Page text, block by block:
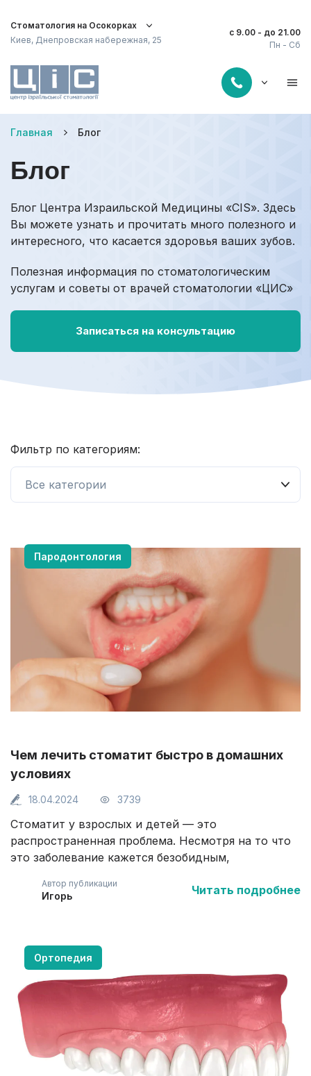
Стоматология на Осокорках
Киев, Днепровская набережная, 25
Пн - Сб
с 9.00 - до 21.00
Главная Блог
Блог
Блог Центра Израильской Медицины «CIS». Здесь
Вы можете узнать и прочитать много полезного и
интересного, что касается здоровья ваших зубов.
Полезная информация по стоматологическим
услугам и советы от врачей стоматологии «ЦИС»
Записаться на консультацию
Фильтр по категориям:
Пародонтология
Чем лечить стоматит быстро в домашних
условиях
18.04.2024 3739
Стоматит у взрослых и детей — это
распространенная проблема. Несмотря на то что
это заболевание кажется безобидным,
полости рта могут быть симптомом разных
невозможно. Более того, при отсутствии
грамотной терапии болезнь может перейти в
хроническую форму. В этой статье мы
рассмотрим основные виды стоматита, причины
болезни и методы ее лечения.
Автор публикации
Игорь Читать подробнее
Ортопедия